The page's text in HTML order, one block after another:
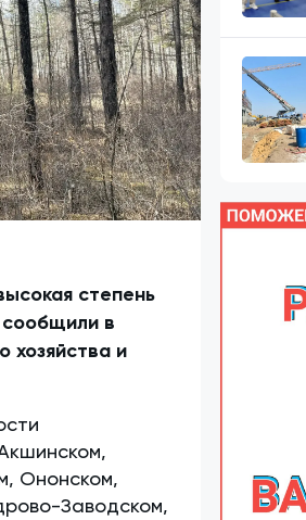
степень
в
хозяйства и
Ононском,
Заводском,